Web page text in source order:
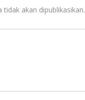
tidak akan dipublikasikan.